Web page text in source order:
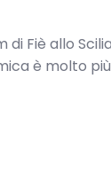
Fiè allo
è molto più